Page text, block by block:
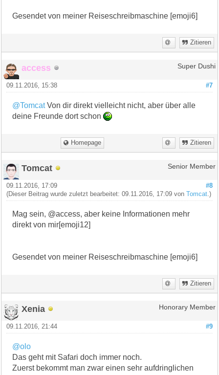
Gesendet von meiner Reiseschreibmaschine [emoji6]
Zitieren
access Super Dushi
#7
09.11.2016, 15:38
@TomcatVon dir direkt vielleicht nicht, aber über alle
deine Freunde dort schon
Homepage Zitieren
Tomcat Senior Member
#8
09.11.2016, 17:09
(Dieser Beitrag wurde zuletzt bearbeitet: 09.11.2016, 17:09 vonTomcat .)
Mag sein, @access, aber keine Informationen mehr
direkt von mir[emoji12]
Gesendet von meiner Reiseschreibmaschine [emoji6]
Zitieren
Xenia Honorary Member
#9
09.11.2016, 21:44
@olo
Das geht mit Safari doch immer noch.
Zuerst bekommt man zwar einen sehr aufdringlichen